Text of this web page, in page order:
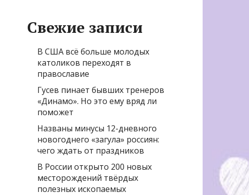
Свежие записи
В США всё больше молодых
католиков переходят в
православие
Гусев пинает бывших тренеров
«Динамо». Но это ему вряд ли
поможет
Названы минусы 12-дневного
новогоднего «загула» россиян:
чего ждать от праздников
В России открыто 200 новых
месторождений твёрдых
полезных ископаемых